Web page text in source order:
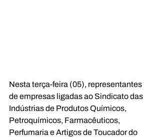
Nesta terça-feira (05), representantes
de empresas ligadas ao Sindicato das
Indústrias de Produtos Químicos,
Petroquímicos, Farmacêuticos,
Perfumaria e Artigos de Toucador do